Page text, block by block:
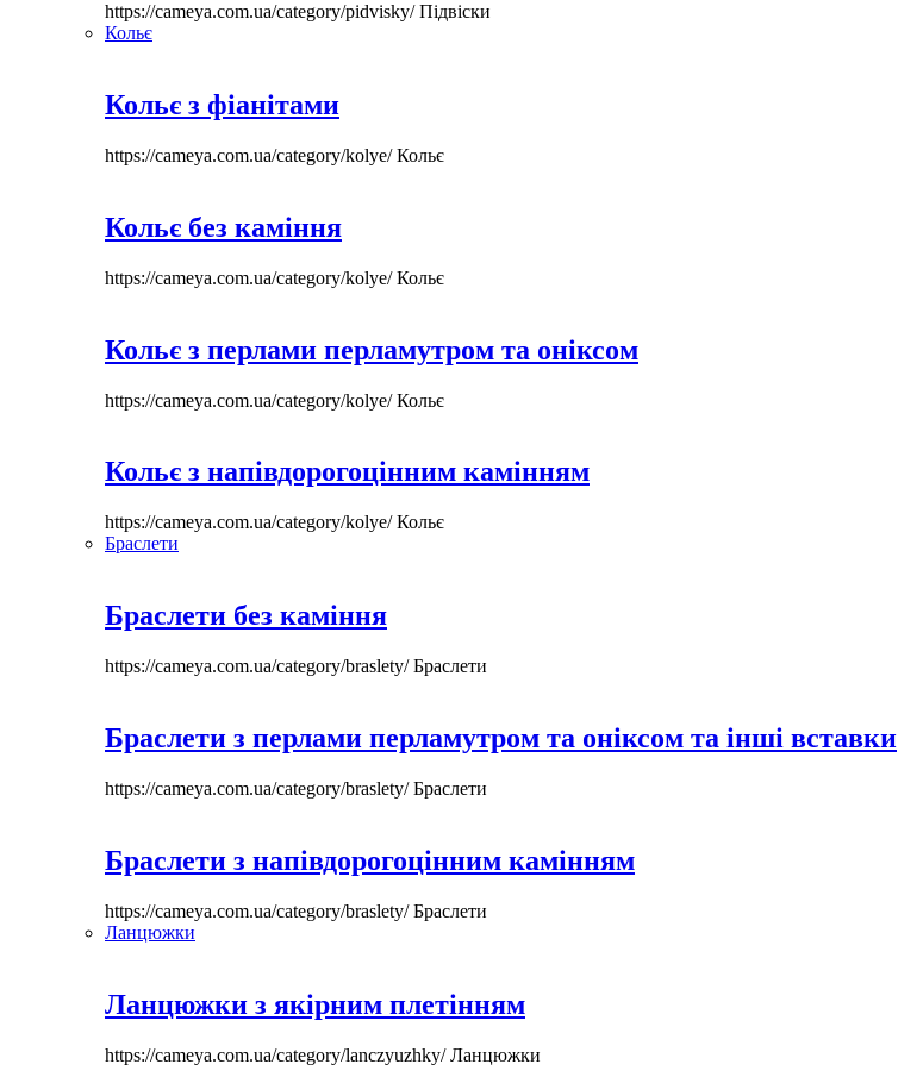
https://cameya.com.ua/category/pidvisky/Підвіски
Кольє
Кольє з фіанітами
https://cameya.com.ua/category/kolye/Кольє
Кольє без каміння
https://cameya.com.ua/category/kolye/Кольє
Кольє з перлами перламутром та оніксом
https://cameya.com.ua/category/kolye/Кольє
Кольє з напівдорогоцінним камінням
https://cameya.com.ua/category/kolye/Кольє
Браслети
Браслети без каміння
https://cameya.com.ua/category/braslety/Браслети
Браслети з перлами перламутром та оніксом та інші вставки
https://cameya.com.ua/category/braslety/Браслети
Браслети з напівдорогоцінним камінням
https://cameya.com.ua/category/braslety/Браслети
Ланцюжки
Ланцюжки з якірним плетінням
https://cameya.com.ua/category/lanczyuzhky/Ланцюжки